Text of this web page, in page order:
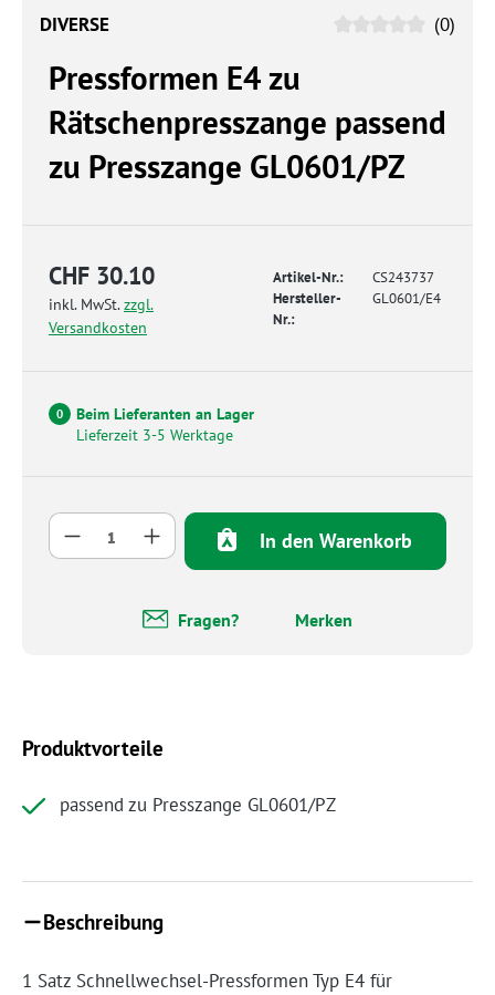
DIVERSE (0)
Pressformen E4 zu
Rätschenpresszange passend
zu Presszange GL0601/PZ
CHF 30.10
inkl. MwSt.zzgl.
Versandkosten
Artikel-Nr.:
CS243737
Hersteller-
Nr.:
GL0601/E4
0
Beim Lieferanten an Lager
Lieferzeit 3-5 Werktage
Produkt Anzahl: Gib den gewünschten
In den Warenkorb
Fragen? Merken
Produktvorteile
passend zu Presszange GL0601/PZ
Beschreibung
1 Satz Schnellwechsel-Pressformen Typ E4 für